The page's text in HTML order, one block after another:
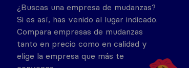
¿Buscas una empresa de mudanzas?
Si es así, has venido al lugar indicado.
Compara empresas de mudanzas
tanto en precio como en calidad y
elige la empresa que más te